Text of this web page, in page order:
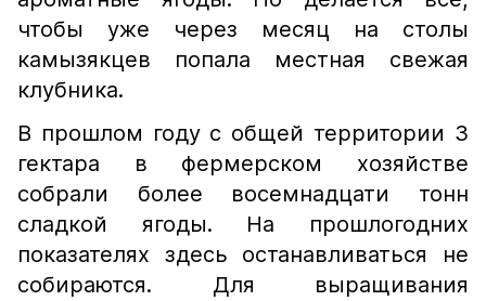
чтобы уже через месяц на столы
камызякцев попала местная свежая
клубника.
В прошлом году с общей территории 3
гектара в фермерском хозяйстве
собрали более восемнадцати тонн
сладкой ягоды. На прошлогодних
показателях здесь останавливаться не
собираются. Для выращивания